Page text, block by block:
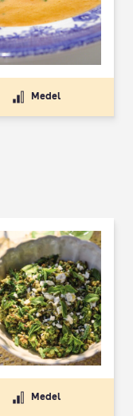
Medel
Medel